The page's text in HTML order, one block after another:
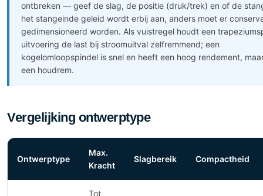
ontbreken — geef de slag, de positie (druk/trek) en of de
het stangeinde geleid wordt erbij aan, anders moet er
gedimensioneerd worden. Als vuistregel houdt een
uitvoering de last bij stroomuitval zelfremmend; een
kogelomloopspindel is snel en heeft een hoog rendement,
een houdrem.
Vergelijking ontwerptype
Ontwerptype
Max.
Kracht
Slagbereik Compactheid
Tot